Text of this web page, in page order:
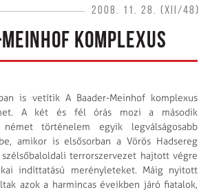
2008. 11. 28. (XII/48)
KOMPLEXUS
is vetítik A Baader-Meinhof komplexus
A két és fél órás mozi a második
történelem egyik legválságosabb
amikor is elsősorban a Vörös Hadsereg
szélsőbaloldali terrorszervezet hajtott végre
indíttatású merényleteket. Máig nyitott
azok a harmincas éveikben járó fiatalok,